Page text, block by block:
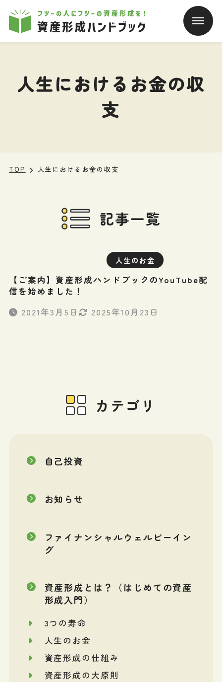
本文へ移動
人生におけるお金の収
支
TOP 人生におけるお金の収支
記事一覧
人生のお金
【ご案内】資産形成ハンドブックのYouTube配
信を始めました！
2021年3月5日
2025年10月23日
カテゴリ
自己投資
お知らせ
ファイナンシャルウェルビーイン
グ
資産形成とは？（はじめての資産
形成入門）
3つの寿命
人生のお金
資産形成の仕組み
資産形成の大原則